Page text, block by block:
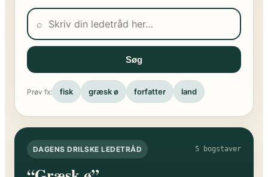
⌕
Søg
Prøv fx: fisk græsk ø forfatter land
DAGENS DRILSKE LEDETRÅD 5 bogstaver